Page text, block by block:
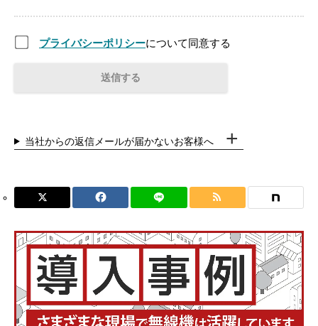
プライバシーポリシーについて同意する
当社からの返信メールが届かないお客様へ